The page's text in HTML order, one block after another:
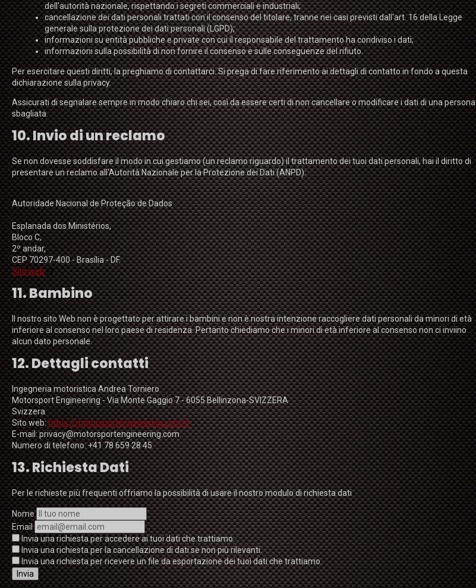
dell'autorità nazionale, rispettando i segreti commerciali e industriali;
cancellazione dei dati personali trattati con il consenso del titolare, tranne nei casi previsti dall'art. 16 della Legge
generale sulla protezione dei dati personali (LGPD);
informazioni su entità pubbliche e private con cui il responsabile del trattamento ha condiviso i dati;
informazioni sulla possibilità di non fornire il consenso e sulle conseguenze del rifiuto.
Per esercitare questi diritti, la preghiamo di contattarci. Si prega di fare riferimento ai dettagli di contatto in fondo a questa
dichiarazione sulla privacy.
Assicurati di segnalare sempre in modo chiaro chi sei, così da essere certi di non cancellare o modificare i dati di una persona
sbagliata.
10. Invio di un reclamo
Se non dovesse soddisfare il modo in cui gestiamo (un reclamo riguardo) il trattamento dei tuoi dati personali, hai il diritto di
presentare un reclamo all'Autorità Nazionale per la Protezione dei Dati (ANPD):
Autoridade Nacional de Proteção de Dados
Esplanada dos Ministérios,
Bloco C,
2º andar,
CEP 70297-400 - Brasília - DF.
Sito web
11. Bambino
Il nostro sito Web non è progettato per attirare i bambini e non è nostra intenzione raccogliere dati personali da minori di età
inferiore al consenso nel loro paese di residenza. Pertanto chiediamo che i minori di età inferiore al consenso non ci inviino
alcun dato personale.
12. Dettagli contatti
Ingegneria motoristica Andrea Torniero
Motorsport Engineering - Via Monte Gaggio 7 - 6055 Bellinzona-SVIZZERA
Svizzera
Sito web:https://motorsportengineering.com/it
E-mail:privacy@motorsportengineering.com
Numero di telefono: +41 78 659 28 45
13. Richiesta Dati
Per le richieste più frequenti offriamo la possibilità di usare il nostro modulo di richiesta dati
Nome
Email
Invia una richiesta per accedere ai tuoi dati che trattiamo.
Invia una richiesta per la cancellazione di dati se non più rilevanti.
Invia una richiesta per ricevere un file da esportazione dei tuoi dati che trattiamo.